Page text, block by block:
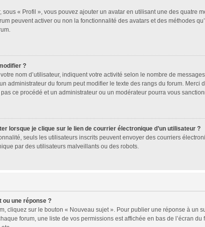
sous « Profil », vous pouvez ajouter un avatar en utilisant une des quatre
peuvent activer ou non la fonctionnalité des avatars et des méthodes
?
nom d’utilisateur, indiquent votre activité selon le nombre de
administrateur du forum peut modifier le texte des rangs du forum.
ce procédé et un administrateur ou un modérateur pourra vous
lorsque je clique sur le lien de courrier électronique d’un utilisateur ?
seuls les utilisateurs inscrits peuvent envoyer des courriers
par des utilisateurs malveillants ou des robots.
ou une réponse ?
cliquez sur le bouton « Nouveau sujet ». Pour publier une réponse à un
forum, une liste de vos permissions est affichée en bas de l’écran